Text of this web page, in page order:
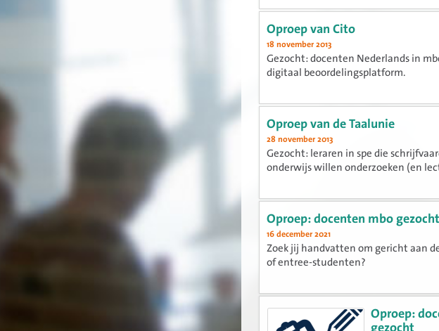
Oproep van Cito
18 november 2013
Gezocht: docenten Nederlands in
digitaal beoordelingsplatform.
Oproep van de Taalunie
28 november 2013
Gezocht: leraren in spe die
onderwijs willen onderzoeken (en
Oproep: docenten mbo gezocht
16 december 2021
Zoek jij handvatten om gericht aan
of entree-studenten?
Oproep: